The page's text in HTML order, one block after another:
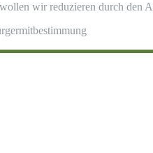
wir reduzieren durch den